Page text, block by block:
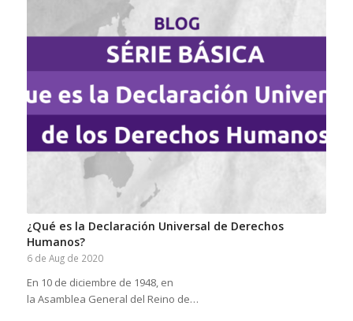
¿Qué es la Declaración Universal de Derechos
Humanos?
6 de Aug de 2020
En 10 de diciembre de 1948, en
la Asamblea General del Reino de…